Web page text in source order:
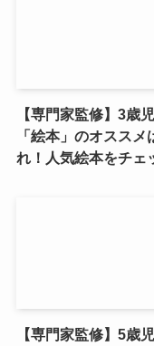
【専門家監修】3歳
「絵本」のオススメ
れ！人気絵本をチェ
【専門家監修】5歳